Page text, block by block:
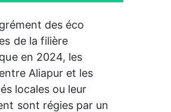
des éco
de la filière
en 2024, les
Aliapur et les
locales ou leur
sont régies par un